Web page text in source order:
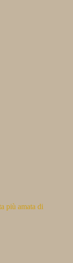
più amata di